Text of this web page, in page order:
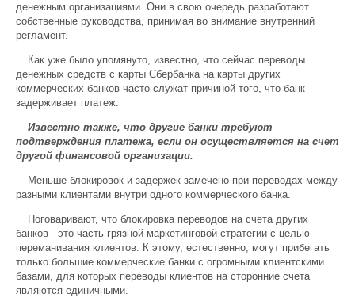
денежным организациями. Они в свою очередь разработают
собственные руководства, принимая во внимание внутренний
регламент.
Как уже было упомянуто, известно, что сейчас переводы
денежных средств с карты Сбербанка на карты других
коммерческих банков часто служат причиной того, что банк
задерживает платеж.
Известно также, что другие банки требуют
подтверждения платежа, если он осуществляется на счет
другой финансовой организации.
Меньше блокировок и задержек замечено при переводах между
разными клиентами внутри одного коммерческого банка.
Поговаривают, что блокировка переводов на счета других
банков - это часть грязной маркетинговой стратегии с целью
переманивания клиентов. К этому, естественно, могут прибегать
только большие коммерческие банки с огромными клиентскими
базами, для которых переводы клиентов на сторонние счета
являются единичными.